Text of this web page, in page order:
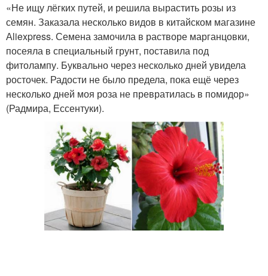
«Не ищу лёгких путей, и решила вырастить розы из
семян. Заказала несколько видов в китайском магазине
Аliexpress. Семена замочила в растворе марганцовки,
посеяла в специальный грунт, поставила под
фитолампу. Буквально через несколько дней увидела
росточек. Радости не было предела, пока ещё через
несколько дней моя роза не превратилась в помидор»
(Радмира, Ессентуки).